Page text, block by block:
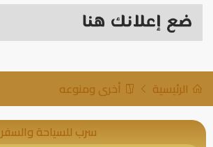
الرئيسية أخرى ومنوعه
سرب للسياحة والسفر